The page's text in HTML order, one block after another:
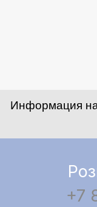
Информация на
+7